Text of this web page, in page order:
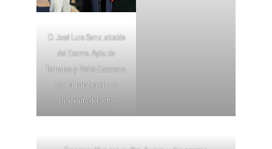
D. José Luis Sanz, alcalde
del Excmo. Ayto. de
Tomares y Pedro Escacena,
con la palabra en un
momento del acto.